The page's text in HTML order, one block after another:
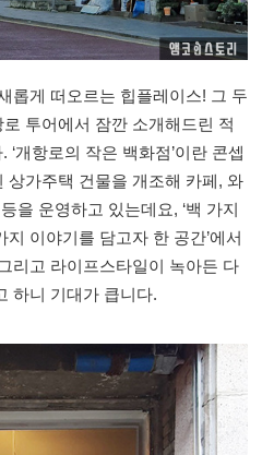
롭게 떠오르는 힙플레이스! 그 두
투어에서 잠깐 소개해드린 적
개항로의 작은 백화점’이란 콘셉
상가주택 건물을 개조해 카페, 와
을 운영하고 있는데요, ‘백 가지
이야기를 담고자 한 공간’에서
리고 라이프스타일이 녹아든 다
하니 기대가 큽니다.